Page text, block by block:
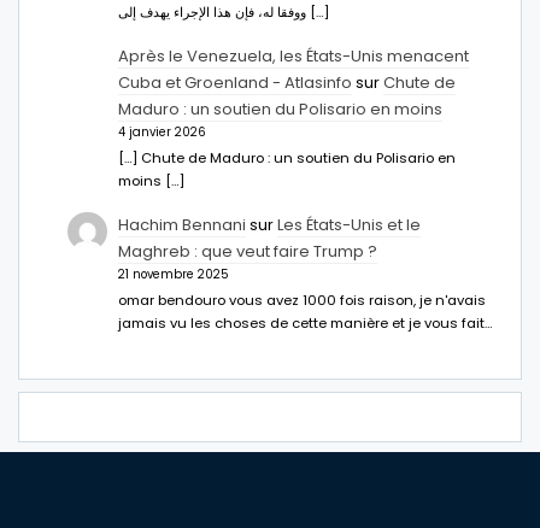
ووفقا له، فإن هذا الإجراء يهدف إلى […]
Après le Venezuela, les États-Unis menacent
Cuba et Groenland - Atlasinfo surChute de
Maduro : un soutien du Polisario en moins
4 janvier 2026
[…] Chute de Maduro : un soutien du Polisario en
moins […]
Hachim Bennani surLes États-Unis et le
Maghreb : que veut faire Trump ?
21 novembre 2025
omar bendouro vous avez 1000 fois raison, je n'avais
jamais vu les choses de cette manière et je vous fait…